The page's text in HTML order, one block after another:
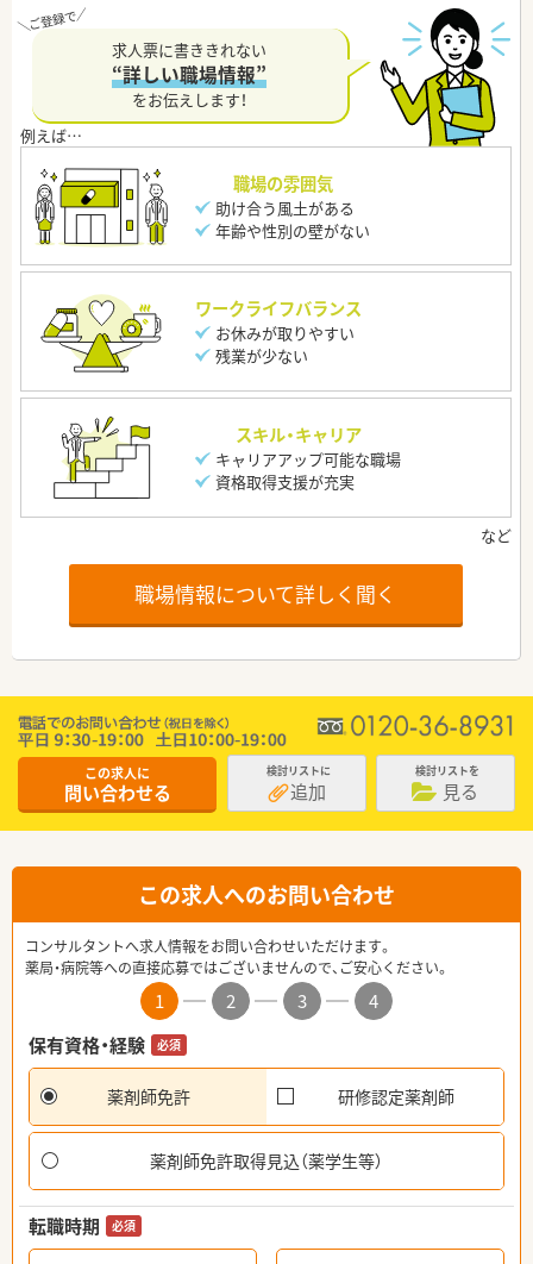
求人票に書ききれない
“詳しい職場情報”
をお伝えします！
職場の雰囲気
助け合う風土がある
年齢や性別の壁がない
ワークライフバランス
お休みが取りやすい
残業が少ない
スキル・キャリア
キャリアアップ可能な職場
資格取得支援が充実
職場情報について詳しく聞く
この求人に
問い合わせる
検討リストに
追加
検討リストを
見る
この求人へのお問い合わせ
コンサルタントへ求人情報をお問い合わせいただけます。
薬局・病院等への直接応募ではございませんので、ご安心ください。
1 2 3
4
保有資格・経験
必須
薬剤師免許 研修認定薬剤師
薬剤師免許取得見込（薬学生等）
転職時期 必須